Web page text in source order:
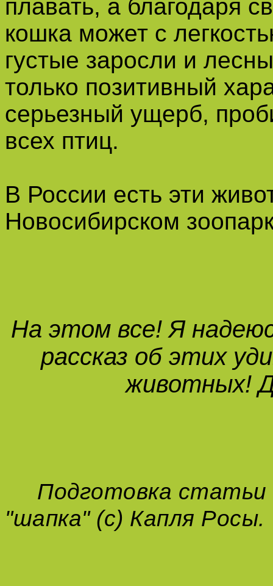
плавать, а благодаря
кошка может с
густые заросли и
только позитивный
серьезный ущерб,
всех птиц.
В России есть эти
Новосибирском
На этом все! Я
рассказ об этих
животных!
Подготовка статьи
"шапка" (с) Капля Росы.